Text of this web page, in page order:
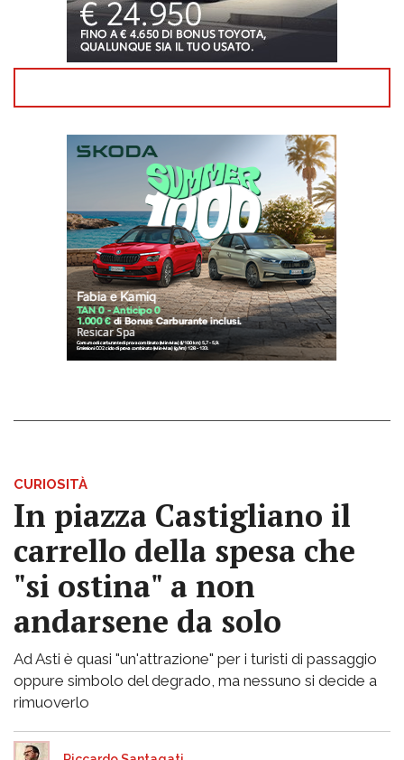
CURIOSITÀ
In piazza Castigliano il
carrello della spesa che
"si ostina" a non
andarsene da solo
Ad Asti è quasi "un'attrazione" per i turisti di passaggio
oppure simbolo del degrado, ma nessuno si decide a
rimuoverlo